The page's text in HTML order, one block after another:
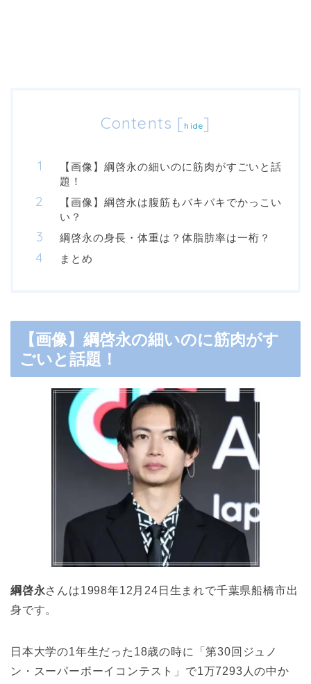
Contents [ hide]
【画像】綱啓永の細いのに筋肉がすごいと話
題！
【画像】綱啓永は腹筋もバキバキでかっこい
い？
綱啓永の身長・体重は？体脂肪率は一桁？
まとめ
【画像】綱啓永の細いのに筋肉がす
ごいと話題！
綱啓永さんは1998年12月24日生まれで千葉県船橋市出
身です。
日本大学の1年生だった18歳の時に「第30回ジュノ
ン・スーパーボーイコンテスト」で1万7293人の中か